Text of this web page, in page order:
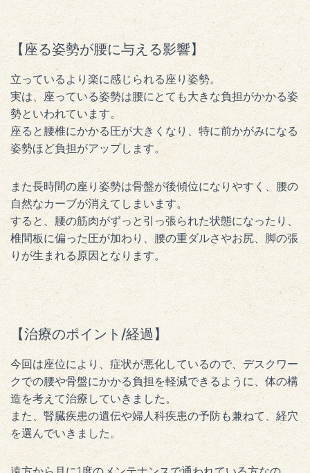
【座る姿勢が腰に与える影響】
立っているより楽に感じられる座り姿勢。
実は、座っている姿勢は腰にとても大きな負担がかかる姿
勢といわれています。
座ると腰椎にかかる圧が大きくなり、特に前かがみになる
姿勢ほど負担がアップします。
また長時間の座り姿勢は骨盤が後傾位になりやすく、腰の
自然なカーブが消えてしまいます。
すると、腰の筋肉がずっと引っ張られた状態になったり、
椎間板に偏った圧が加わり、腰の重ダルさやお尻、脚の張
りが生まれる原因となります。
【治療のポイント/経過】
今回は座位により、症状が悪化しているので、デスクワー
クでの腰や骨盤にかかる負担を軽減できるように、体の構
造を考えて治療していきました。
また、腎臓疾患の遺伝や婦人科疾患の予防も兼ねて、経穴
を選んでいきました。